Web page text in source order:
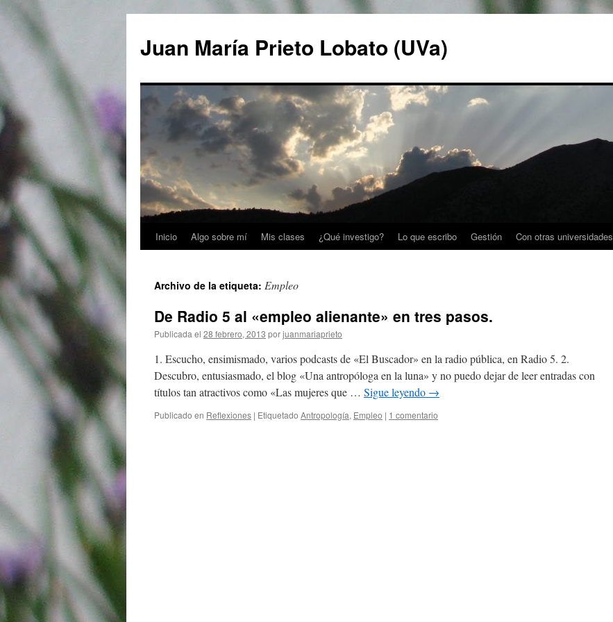
contenido
Juan María Prieto Lobato (UVa)
Inicio Algo sobre mí Mis clases ¿Qué investigo? Lo que escribo Gestión Con otras universidades
Archivo de la etiqueta: Empleo
De Radio 5 al «empleo alienante» en tres pasos.
Publicada el 28 febrero, 2013 porjuanmariaprieto
1. Escucho, ensimismado, varios podcasts de «El Buscador» en la radio pública, en Radio 5. 2.
Descubro, entusiasmado, el blog «Una antropóloga en la luna» y no puedo dejar de leer entradas con
títulos tan atractivos como «Las mujeres que … Sigue leyendo →
Publicado en Reflexiones | Etiquetado Antropología, Empleo | 1 comentario